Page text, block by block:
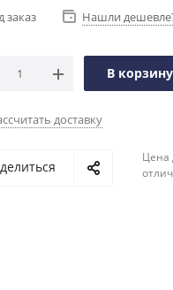
заказ Нашли
В корзину
доставку
Цена